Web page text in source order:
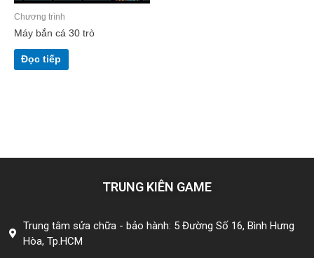
Chương trình
Máy bắn cá 30 trò
Đọc tiếp
TRUNG KIÊN GAME
Trung tâm sửa chữa - bảo hành: 5 Đường Số 16, Bình Hưng
Hòa, Tp.HCM